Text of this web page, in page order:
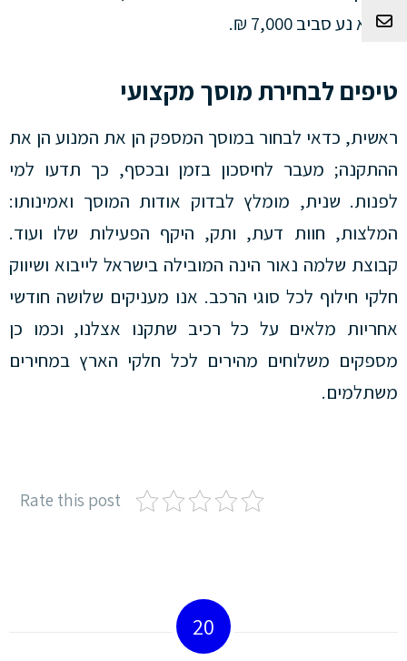
מיובא נע סביב 7,000 ₪.
טיפים לבחירת מוסך מקצועי
ראשית, כדאי לבחור במוסך המספק הן את המנוע הן את
ההתקנה; מעבר לחיסכון בזמן ובכסף, כך תדעו למי
לפנות. שנית, מומלץ לבדוק אודות המוסך ואמינותו:
המלצות, חוות דעת, ותק, היקף הפעילות שלו ועוד.
קבוצת שלמה נאור הינה המובילה בישראל לייבוא ושיווק
חלקי חילוף לכל סוגי הרכב. אנו מעניקים שלושה חודשי
אחריות מלאים על כל רכיב שתקנו אצלנו, וכמו כן
מספקים משלוחים מהירים לכל חלקי הארץ במחירים
משתלמים.
Rate this post
20
צור קשר